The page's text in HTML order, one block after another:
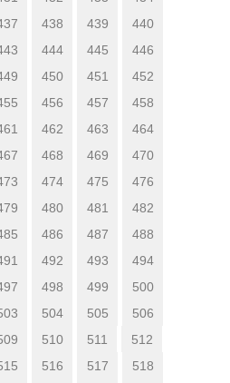
438 439
440
444 445
446
450 451
452
456 457
458
462 463
464
468 469
470
474 475
476
480 481
482
486 487
488
492 493
494
498 499
500
504 505
506
510 511
512
516 517
518